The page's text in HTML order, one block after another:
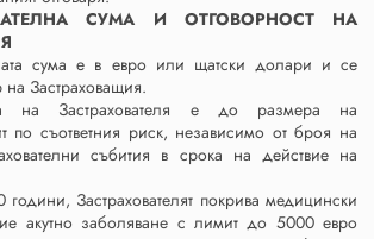
СУМА И ОТГОВОРНОСТ НА
сума е в евро или щатски долари и се
Застраховащия.
на Застрахователя е до размера на
по съответния риск, независимо от броя на
събития в срока на действие на
Застрахователят покрива медицински
акутно заболяване с лимит до 5000 евро